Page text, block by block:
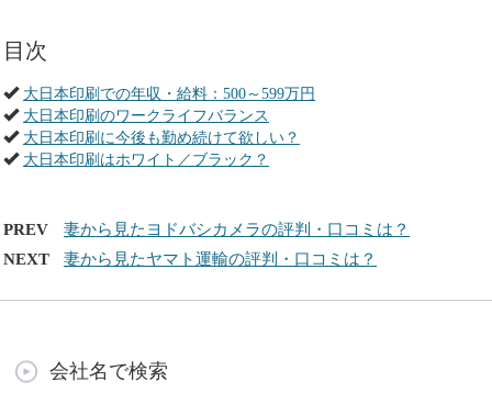
目次
大日本印刷での年収・給料：500～599万円
大日本印刷のワークライフバランス
大日本印刷に今後も勤め続けて欲しい？
大日本印刷はホワイト／ブラック？
PREV
妻から見たヨドバシカメラの評判・口コミは？
NEXT
妻から見たヤマト運輸の評判・口コミは？
会社名で検索